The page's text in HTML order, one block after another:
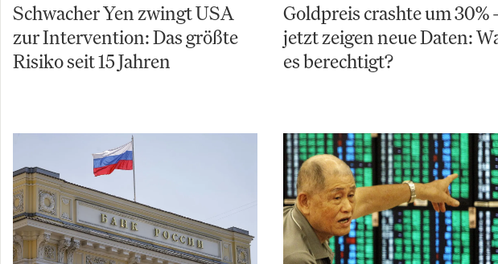
Schwacher Yen zwingt USA
zur Intervention: Das größte
Risiko seit 15 Jahren
Goldpreis crashte um 30%
jetzt zeigen neue Daten:
es berechtigt?